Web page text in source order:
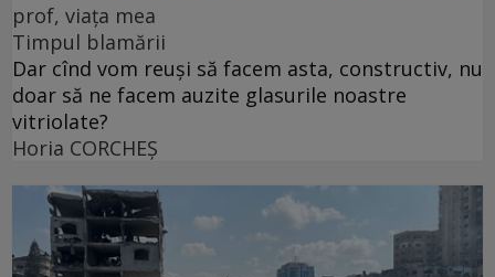
prof, viața mea
Timpul blamării
Dar cînd vom reuși să facem asta, constructiv, nu
doar să ne facem auzite glasurile noastre
vitriolate?
Horia CORCHEŞ